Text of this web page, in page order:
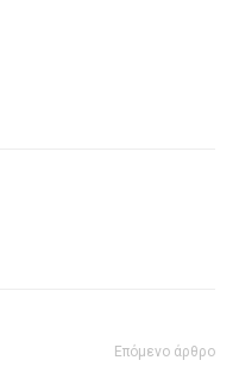
Επόμενο άρθρο